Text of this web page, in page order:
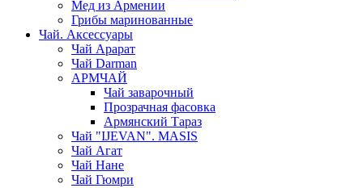
Мед из Армении
Грибы маринованные
Чай. Аксессуары
Чай Арарат
Чай Darman
АРМЧАЙ
Чай заварочный
Прозрачная фасовка
Армянский Тараз
Чай "IJEVAN". MASIS
Чай Агат
Чай Нане
Чай Гюмри